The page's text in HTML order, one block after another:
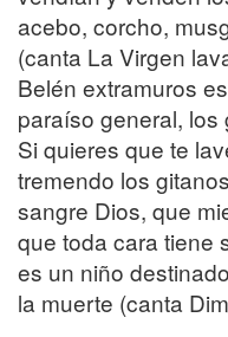
acebo, corcho,
(canta La Virgen
Belén extramuros
paraíso general,
Si quieres que te
tremendo los
sangre Dios, que
que toda cara tiene
es un niño
la muerte (canta